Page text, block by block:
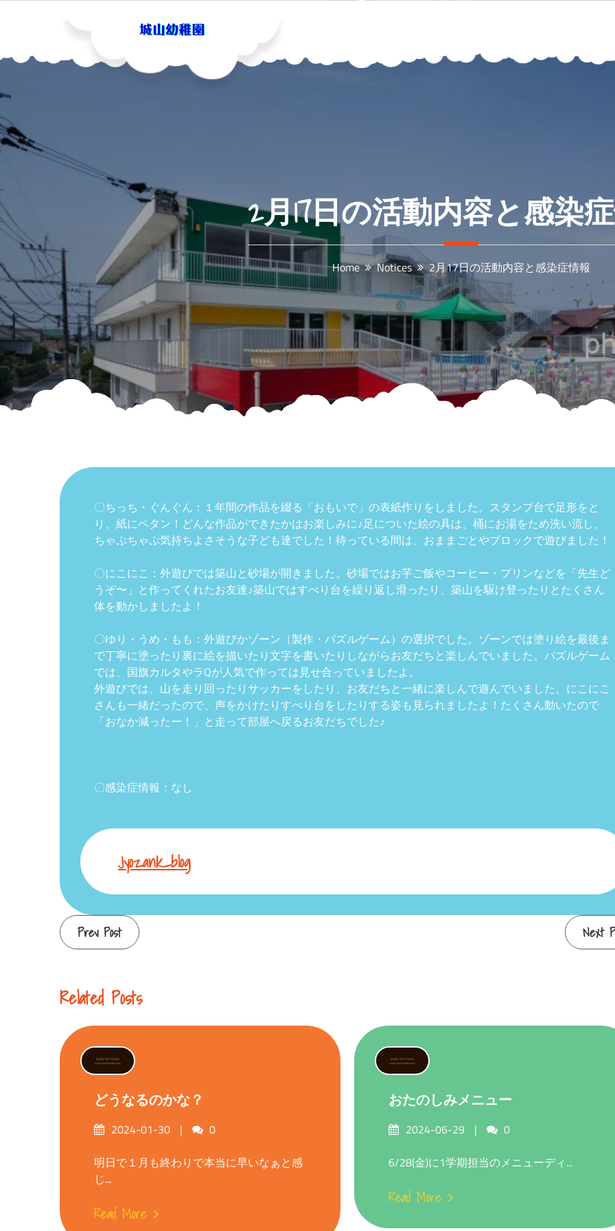
2月17日の活動内容と感染
Home Notices 2月17日の活動内容と感染症情報
〇ちっち・ぐんぐん：１年間の作品を綴る「おもいで」の表紙作りをしました。スタンプ台で足形をと
り、紙にペタン！どんな作品ができたかはお楽しみに♪足についた絵の具は、桶にお湯をため洗い流し、
ちゃぷちゃぷ気持ちよさそうな子ども達でした！待っている間は、おままごとやブロックで遊びました！
〇にこにこ：外遊びでは築山と砂場が開きました。砂場ではお芋ご飯やコーヒー・プリンなどを「先生ど
うぞ〜」と作ってくれたお友達♪築山ではすべり台を繰り返し滑ったり、築山を駆け登ったりとたくさん
体を動かしましたよ！
〇ゆり・うめ・もも：外遊びかゾーン（製作・パズルゲーム）の選択でした。ゾーンでは塗り絵を最後ま
で丁寧に塗ったり裏に絵を描いたり文字を書いたりしながらお友だちと楽しんでいました。パズルゲーム
では、国旗カルタやラQが人気で作っては見せ合っていましたよ。
外遊びでは、山を走り回ったりサッカーをしたり、お友だちと一緒に楽しんで遊んでいました。にこにこ
さんも一緒だったので、声をかけたりすべり台をしたりする姿も見られましたよ！たくさん動いたので
「おなか減ったー！」と走って部屋へ戻るお友だちでした♪
〇感染症情報：なし
Jyozank_blog
Continue
Reading
Prev Post Next
Related Posts
どうなるのかな？
Posted2024-01-30 Comments
0
明日で１月も終わりで本当に早いなぁと感
じ...
Read More
おたのしみメニュー
Posted2024-06-29 Comments
0
6/28(金)に1学期担当のメニューディ...
Read More